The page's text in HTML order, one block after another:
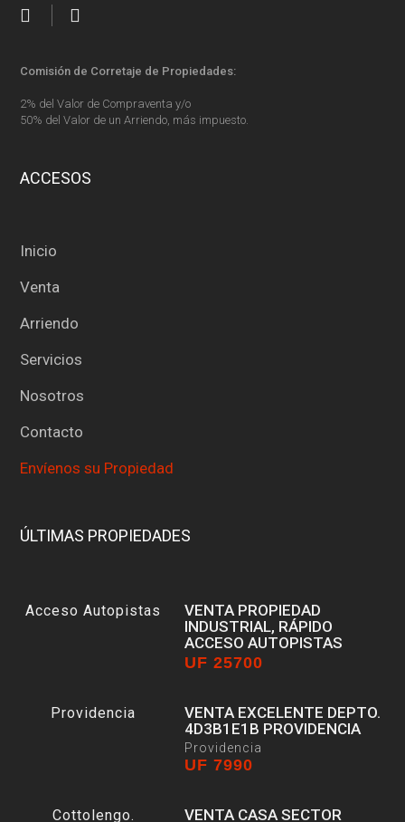
Comisión de Corretaje de Propiedades:
2% del Valor de Compraventa y/o
50% del Valor de un Arriendo, más impuesto.
ACCESOS
Inicio
Venta
Arriendo
Servicios
Nosotros
Contacto
Envíenos su Propiedad
ÚLTIMAS PROPIEDADES
VENTA PROPIEDAD
INDUSTRIAL, RÁPIDO
ACCESO AUTOPISTAS
Estación Central
UF 25700
VENTA EXCELENTE DEPTO.
4D3B1E1B PROVIDENCIA
Providencia
UF 7990
VENTA CASA SECTOR